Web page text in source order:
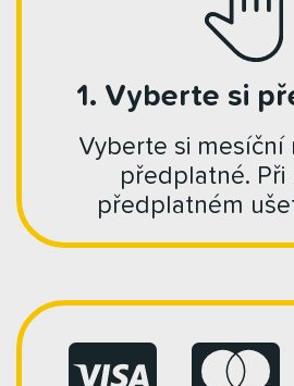
1. Vyberte si
Vyberte si mesíční
předplatné. Při
předplatném